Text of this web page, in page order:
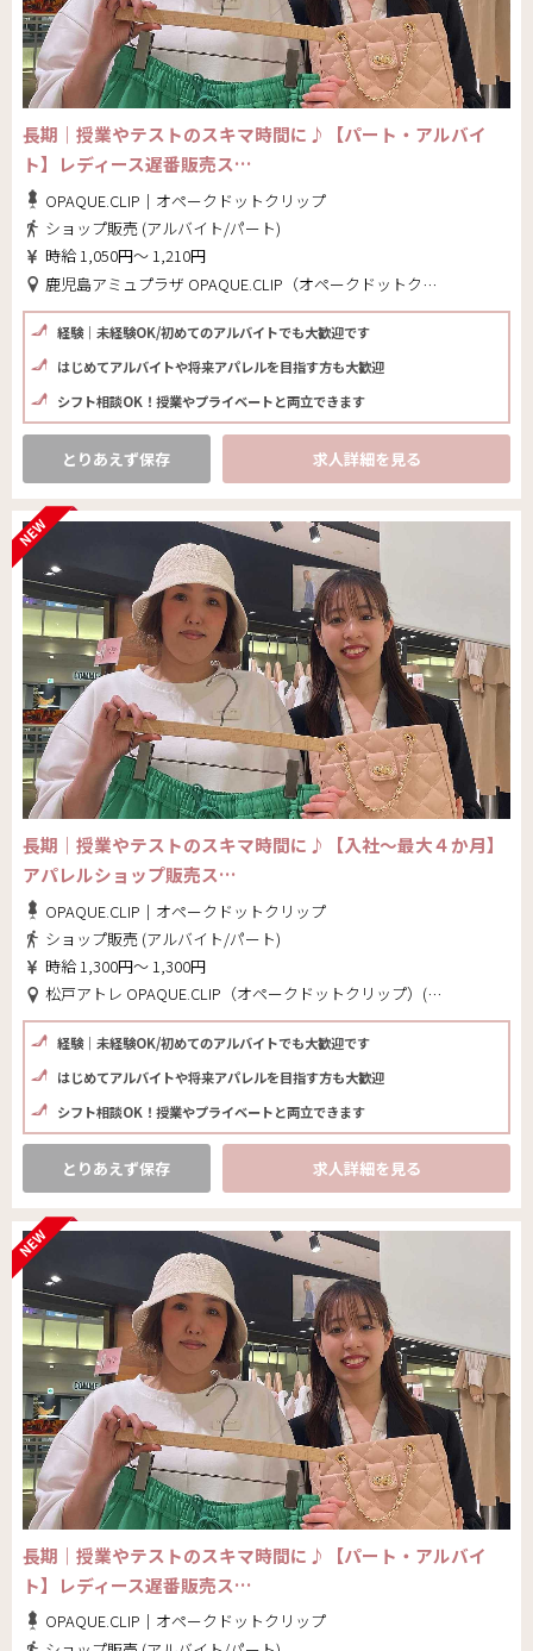
長期｜授業やテストのスキマ時間に♪【パート・アルバイ
ト】レディース遅番販売ス…
OPAQUE.CLIP｜オペークドットクリップ
ショップ販売 (アルバイト/パート)
時給 1,050円～ 1,210円
鹿児島アミュプラザ OPAQUE.CLIP（オペークドットクリップ）(鹿児島県 鹿児島市)
経験｜未経験OK/初めてのアルバイトでも大歓迎です
はじめてアルバイトや将来アパレルを目指す方も大歓迎
シフト相談OK！授業やプライベートと両立できます
とりあえず保存 求人詳細を見る
長期｜授業やテストのスキマ時間に♪【入社～最大４か月】
アパレルショップ販売ス…
OPAQUE.CLIP｜オペークドットクリップ
ショップ販売 (アルバイト/パート)
時給 1,300円～ 1,300円
松戸アトレ OPAQUE.CLIP（オペークドットクリップ）(千葉県 松戸市)
経験｜未経験OK/初めてのアルバイトでも大歓迎です
はじめてアルバイトや将来アパレルを目指す方も大歓迎
シフト相談OK！授業やプライベートと両立できます
とりあえず保存 求人詳細を見る
長期｜授業やテストのスキマ時間に♪【パート・アルバイ
ト】レディース遅番販売ス…
OPAQUE.CLIP｜オペークドットクリップ